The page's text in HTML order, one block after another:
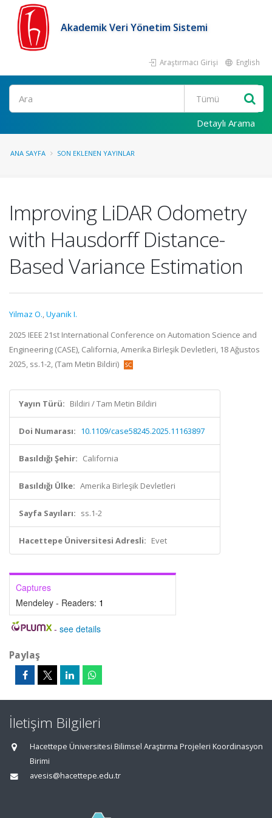
Akademik Veri Yönetim Sistemi
Araştırmacı Girişi English
Ara
Detaylı Arama
ANA SAYFA SON EKLENEN YAYINLAR
Improving LiDAR Odometry
with Hausdorff Distance-
Based Variance Estimation
Yilmaz O.,Uyanik I.
2025 IEEE 21st International Conference on Automation Science and
Engineering (CASE), California, Amerika Birleşik Devletleri, 18 Ağustos
2025, ss.1-2, (Tam Metin Bildiri)
Yayın Türü: Bildiri / Tam Metin Bildiri
Doi Numarası: 10.1109/case58245.2025.11163897
Basıldığı Şehir: California
Basıldığı Ülke: Amerika Birleşik Devletleri
Sayfa Sayıları: ss.1-2
Hacettepe Üniversitesi Adresli: Evet
Captures
Mendeley - Readers: 1
- see details
Paylaş
İletişim Bilgileri
Hacettepe Üniversitesi Bilimsel Araştırma Projeleri Koordinasyon
Birimi
avesis@hacettepe.edu.tr